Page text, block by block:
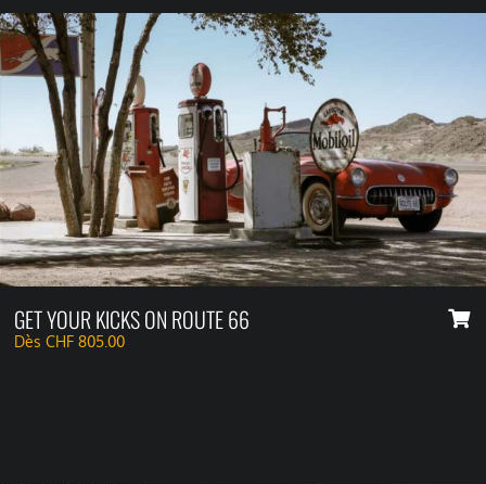
GET YOUR KICKS ON ROUTE 66
DèsCHF 805.00